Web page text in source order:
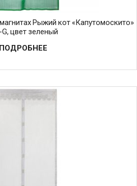
Рыжий кот «Капутомоскито»
цвет зеленый
ПОДРОБНЕЕ